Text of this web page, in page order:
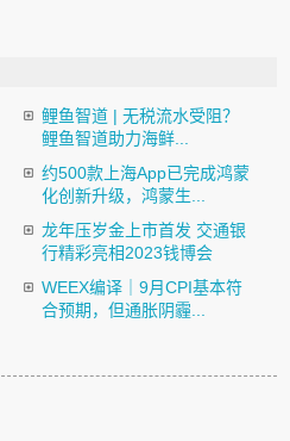
鲤鱼智道 | 无税流水受阻？
鲤鱼智道助力海鲜...
约500款上海App已完成鸿蒙
化创新升级，鸿蒙生...
龙年压岁金上市首发 交通银
行精彩亮相2023钱博会
​WEEX编译｜9月CPI基本符
合预期，但通胀阴霾...